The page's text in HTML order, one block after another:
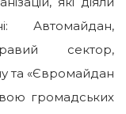
Автомайдан,
сектор,
та «Євромайдан
громадських